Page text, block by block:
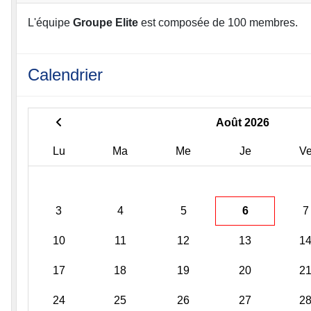
L'équipe Groupe Elite est composée de 100 membres.
Calendrier
Août 2026
Lu Ma Me Je
3 4 5 6 7
10 11 12 13 14
17 18 19 20 21
24 25 26 27 28